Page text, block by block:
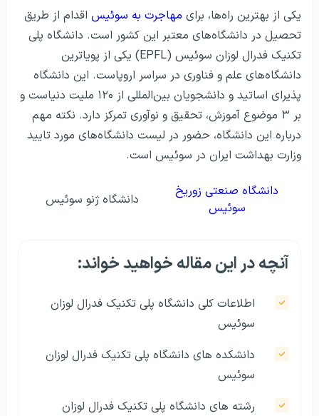
یکی از بهترین راه‌ها، برای مهاجرت به سوئیس اقدام از طریق
تحصیل در دانشگاه‌های معتبر این کشور است. دانشگاه پلی
تکنیک فدرال لوزان سوئیس (EPFL) یکی از پویاترین
دانشگاه‌های علم و فناوری در سراسر اروپاست. این دانشگاه
پذیرای اساتید و دانشجویان بین‌المللی از ۱۲۰ ملیت دنیاست و
بر ۳ موضوع آموزش، تحقیق و نوآوری تمرکز دارد. نکته مهم
درباره این دانشگاه، حضور در لیست دانشگاه‌های مورد تایید
وزارت بهداشت ایران در سوئيس است.
دانشگاه صنعتی زوریخ
سوئیس
دانشگاه ژنو سوئیس
آنچه در این مقاله خواهید خواند:
اطلاعات کلی دانشگاه پلی تکنیک فدرال لوزان
سوئیس
دانشکده های دانشگاه پلی تکنیک فدرال لوزان
سوئیس
رشته های دانشگاه پلی تکنیک فدرال لوزان